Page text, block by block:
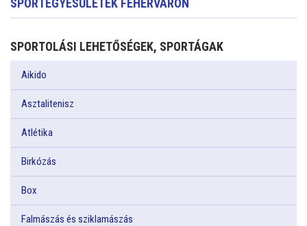
SPORTEGYESÜLETEK FEHÉRVÁRON
SPORTOLÁSI LEHETŐSÉGEK, SPORTÁGAK
Aikido
Asztalitenisz
Atlétika
Birkózás
Box
Falmászás és sziklamászás